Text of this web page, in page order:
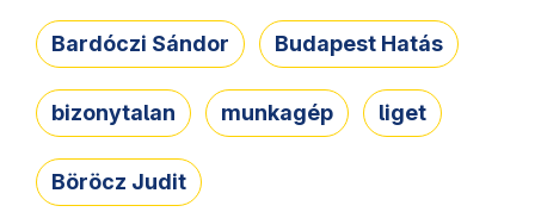
Bardóczi Sándor Budapest Hatás
bizonytalan munkagép liget
Böröcz Judit